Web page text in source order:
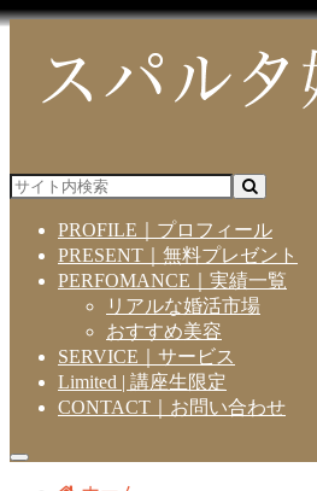
PROFILE｜プロフィール
PRESENT｜無料プレゼント
PERFOMANCE｜実績一覧
リアルな婚活市場
おすすめ美容
SERVICE｜サービス
Limited | 講座生限定
CONTACT｜お問い合わせ